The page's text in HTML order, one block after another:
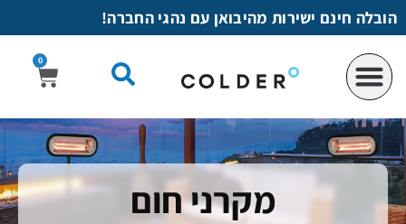
לתוכן
הובלה חינם ישירות מהיבואן עם נהגי החברה!
0
מקרני חום